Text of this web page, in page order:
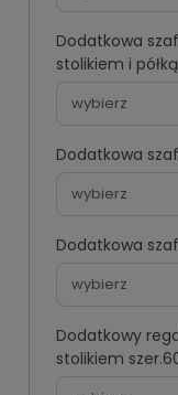
Dodatkowa
stolikiem i
Dodatkowa
Dodatkowa
Dodatkowy
stolikiem